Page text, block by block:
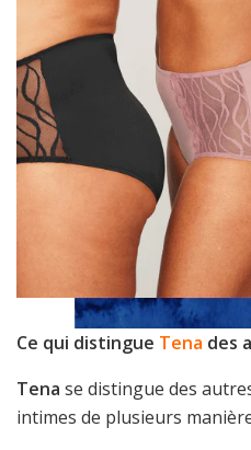
Ce qui distingue Tena des
Tena se distingue des
intimes de plusieurs